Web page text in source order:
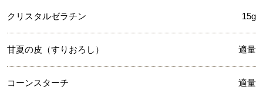
クリスタルゼラチン 15g
甘夏の皮（すりおろし） 適量
コーンスターチ 適量